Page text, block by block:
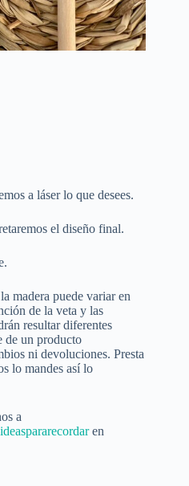
a láser lo que desees.
el diseño final.
madera puede variar en
de la veta y las
resultar diferentes
de un producto
ni devoluciones. Presta
lo mandes así lo
a
en